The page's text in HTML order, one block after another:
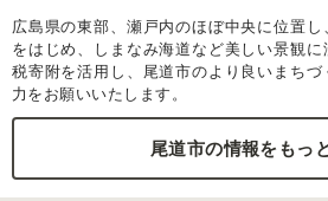
広島県の東部、瀬戸内のほぼ中央に位置
をはじめ、しまなみ海道など美しい景観
税寄附を活用し、尾道市のより良いまち
力をお願いいたします。
尾道市の情報をもっ